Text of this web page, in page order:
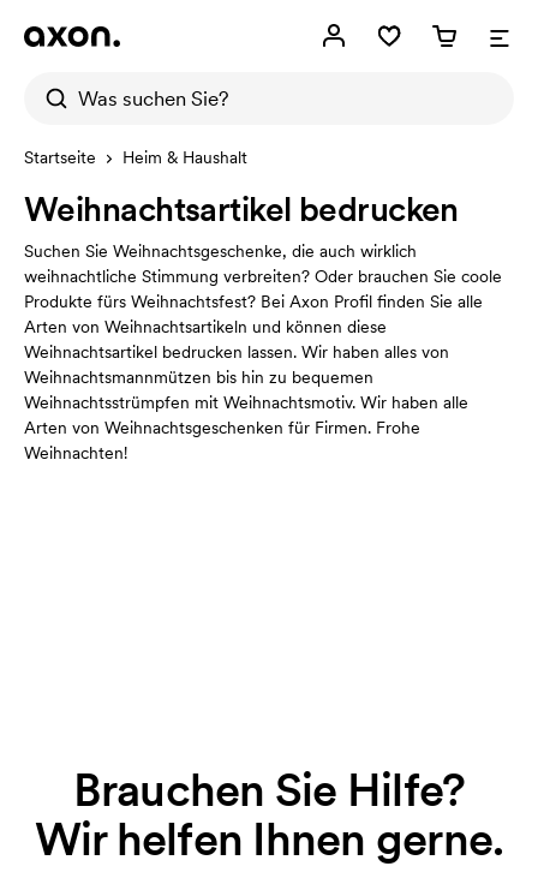
Startseite Heim & Haushalt
Weihnachtsartikel bedrucken
Suchen Sie Weihnachtsgeschenke, die auch wirklich
weihnachtliche Stimmung verbreiten? Oder brauchen Sie coole
Produkte fürs Weihnachtsfest? Bei Axon Profil finden Sie alle
Arten von Weihnachtsartikeln und können diese
Weihnachtsartikel bedrucken lassen. Wir haben alles von
Weihnachtsmannmützen bis hin zu bequemen
Weihnachtsstrümpfen mit Weihnachtsmotiv. Wir haben alle
Arten von Weihnachtsgeschenken für Firmen. Frohe
Weihnachten!
Brauchen Sie Hilfe?
Wir helfen Ihnen gerne.